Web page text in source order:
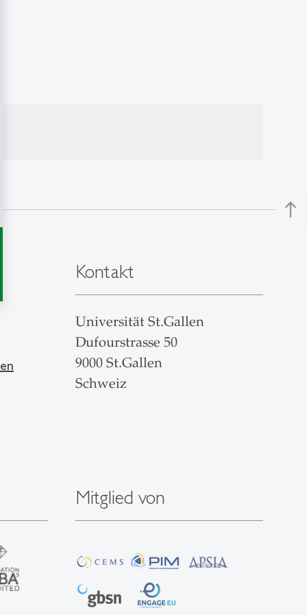
north
Kontakt
Universität St.Gallen
Dufourstrasse 50
9000 St.Gallen
Schweiz
Mitglied von